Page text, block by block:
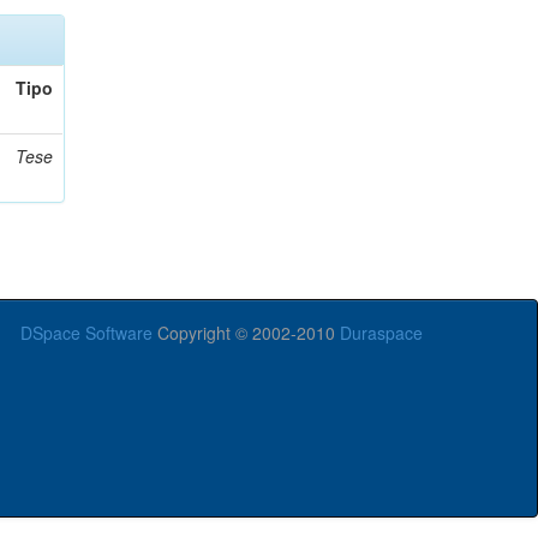
Tipo
Tese
DSpace Software Copyright © 2002-2010 Duraspace